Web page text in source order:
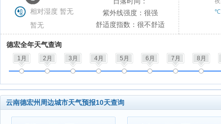
相对湿度 暂无
暂无
紫外线强度：很强
舒适度指数：很不舒适
℃
德宏全年天气查询
1月 2月 3月 4月 5月 6月 7月 8月
云南德宏州周边城市天气预报10天查询